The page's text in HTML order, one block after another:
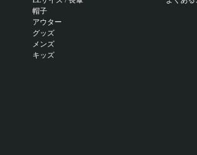
帽子
アウター
グッズ
メンズ
キッズ